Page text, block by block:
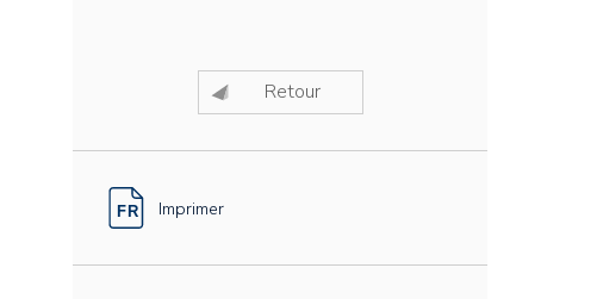
Retour
Imprimer